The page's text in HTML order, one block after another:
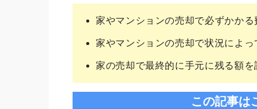
家やマンションの売却で必ずかかる
家やマンションの売却で状況によ
家の売却で最終的に手元に残る額
この記事は